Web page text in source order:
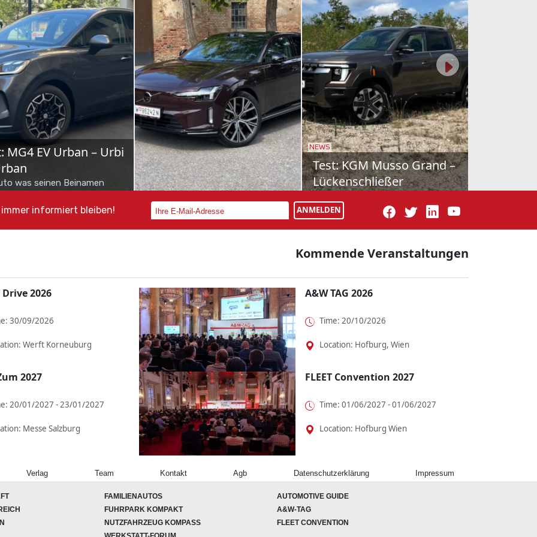
bZ4X Touring: Der
neuer Schule
auf – und mit ihr die Familie
NEWS
Schon gefahren: Mercedes
VLE
bis zu acht Personen und Business-
Class-Komfort: Der neue Mercedes
NEWS
Schon gefahren: Farizon
V7E
Tochter Farizon nun den V7E nach
Österreich. Vollelektrisch natürlich,
informiert bleiben! ANMELDEN
Kommende Veranstaltungen
Drive 2026
30/09/2026
Werft Korneuburg
A&W TAG 2026
Time: 20/10/2026
Location: Hofburg, Wien
2027
20/01/2027 - 23/01/2027
Messe Salzburg
FLEET Convention 2027
Time: 01/06/2027 - 01/06/2027
Location: Hofburg Wien
Verlag Team Kontakt Agb Datenschutzerklärung Impressum
FAMILIENAUTOS
AUTOMOTIVE GUIDE
FUHRPARK KOMPAKT
A&W-TAG
NUTZFAHRZEUG KOMPASS
FLEET CONVENTION